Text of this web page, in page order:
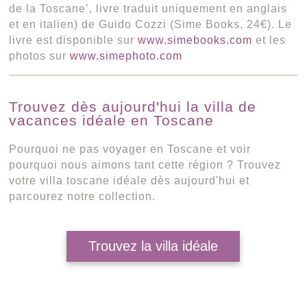
de la Toscane’, livre traduit uniquement en anglais
et en italien) de Guido Cozzi (Sime Books, 24€). Le
livre est disponible surwww.simebooks.com et les
photos surwww.simephoto.com
Trouvez dès aujourd'hui la villa de
vacances idéale en Toscane
Pourquoi ne pas voyager en Toscane et voir
pourquoi nous aimons tant cette région ? Trouvez
votre villa toscane idéale dès aujourd'hui et
parcourez notre collection.
Trouvez la villa idéale